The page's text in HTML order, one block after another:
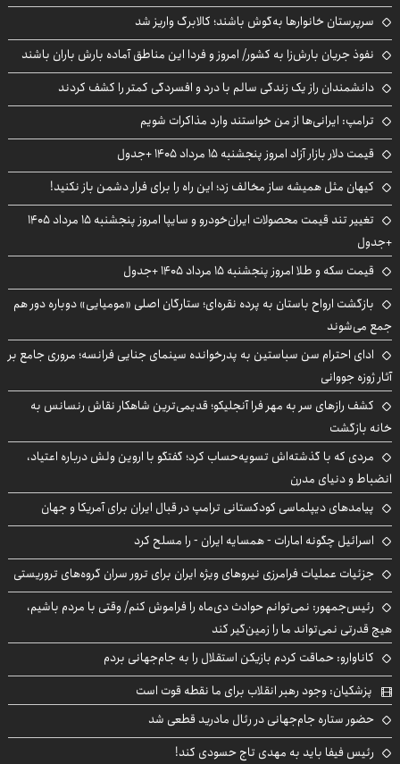
سرپرستان خانوارها به‌گوش باشند؛ کالابرگ واریز شد
نفوذ جریان بارش‌زا به کشور/ امروز و فردا این مناطق آماده بارش باران باشند
دانشمندان راز یک زندگی سالم با درد و افسردگی کمتر را کشف کردند
ترامپ: ایرانی‌ها از من خواستند وارد مذاکرات شویم
قیمت دلار بازار آزاد امروز پنجشنبه ۱۵ مرداد ۱۴۰۵ +جدول
کیهان مثل همیشه ساز مخالف زد؛ این راه را برای فرار دشمن باز نکنید!
تغییر تند قیمت محصولات ایران‌خودرو و سایپا امروز پنجشنبه ۱۵ مرداد ۱۴۰۵
+جدول
قیمت سکه و طلا امروز پنجشنبه ۱۵ مرداد ۱۴۰۵ +جدول
بازگشت ارواح باستان به پرده نقره‌ای؛ ستارگان اصلی «مومیایی» دوباره دور هم
جمع می‌شوند
ادای احترام سن سباستین به پدرخوانده سینمای جنایی فرانسه؛ مروری جامع بر
آثار ژوزه جووانی
کشف رازهای سر به مهر فرا آنجلیکو؛ قدیمی‌ترین شاهکار نقاش رنسانس به
خانه بازگشت
مردی که با گذشته‌اش تسویه‌حساب کرد؛ گفتگو با اروین ولش درباره اعتیاد،
انضباط و دنیای مدرن
پیامدهای دیپلماسی کودکستانی ترامپ در قبال ایران برای آمریکا و جهان
اسرائیل چگونه امارات - همسایه ایران - را مسلح کرد
جزئیات عملیات فرامرزی نیروهای ویژه ایران برای ترور سران گروه‌های تروریستی
رئیس‌جمهور: نمی‌توانم حوادث دی‌ماه را فراموش کنم/ وقتی با مردم باشیم،
هیچ قدرتی نمی‌تواند ما را زمین‌گیر کند
کاناوارو: حماقت کردم بازیکن استقلال را به جام‌جهانی بردم
پزشکیان: وجود رهبر انقلاب برای ما نقطه قوت است
حضور ستاره جام‌جهانی در رئال مادرید قطعی شد
رئیس فیفا باید به مهدی تاج حسودی کند!